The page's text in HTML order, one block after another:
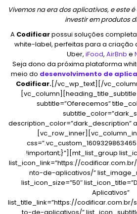
Vivemos na era dos aplicativos, e este
investir em produtos
A Codificarpossui soluções
white-label, perfeitas para a criação
Uber, iFood, AirBnb e
Seja dono da próxima plataforma
meio do desenvolvimento de
Codificar.[/vc_wp_text][/
[vc_column][heading_title_subtitle
subtitle=”Oferecemos”
description_color=”dark_description”
!important;}”][mt_list_group
list_icon_link=”https://
nto-de-aplicativos/”
list_icon_size=”50″
Aplicativos”
list_title_link=”https://